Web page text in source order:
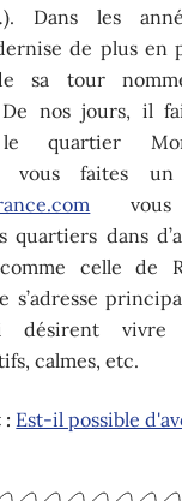
Dans les
de plus en
sa tour
De nos jours, il
quartier
vous faites
vous
quartiers dans
celle de
s’adresse
désirent vivre
calmes, etc.
: Est-il possible